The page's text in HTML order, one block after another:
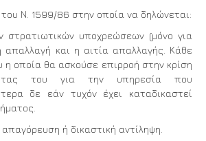
Ν. 1599/86 στην οποία να δηλώνεται:
υποχρεώσεων (μόνο για
απαλλαγή και η αιτία απαλλαγής. Κάθε
η οποία θα ασκούσε επιρροή στην κρίση
του για την υπηρεσία που
δε εάν τυχόν έχει καταδικαστεί
ή δικαστική αντίληψη.